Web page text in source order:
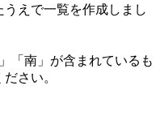
えで一覧を作成しまし
「南」が含まれているも
さい。